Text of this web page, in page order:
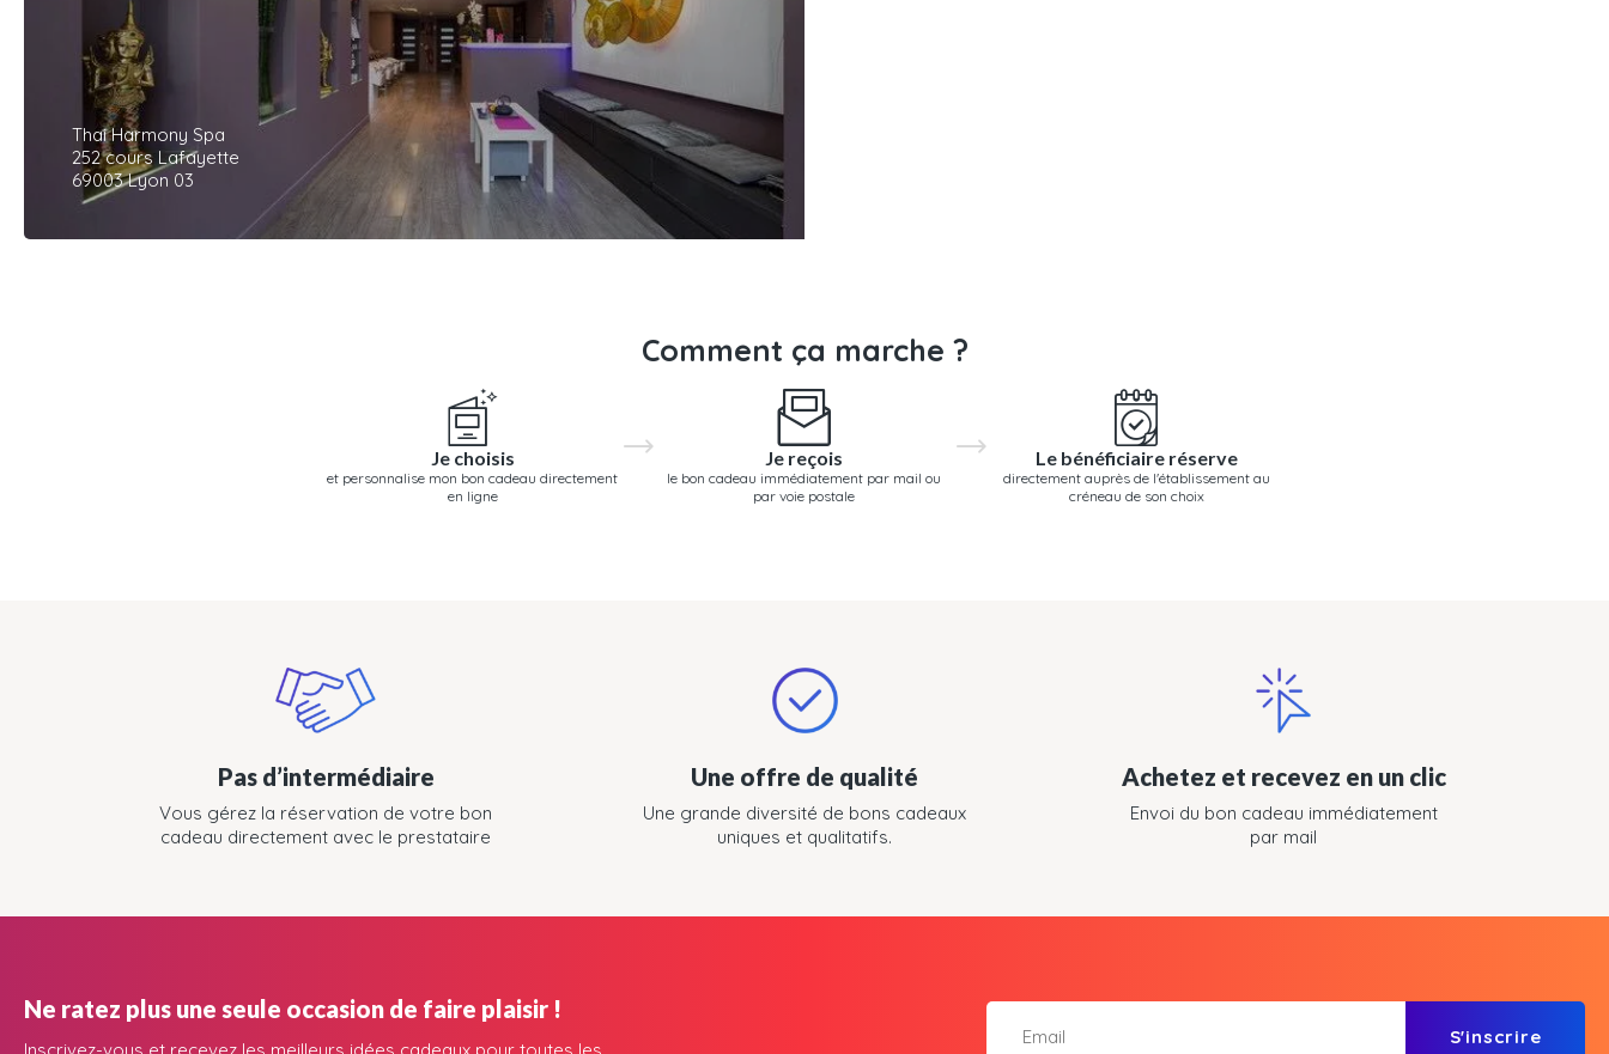
Thai Harmony Spa
252 cours Lafayette
69003 Lyon 03
Comment ça marche ?
Je choisis
et personnalise mon bon cadeau directement
en ligne
Je reçois
le bon cadeau immédiatement par mail ou
par voie postale
Le bénéficiaire réserve
directement auprès de l'établissement au
créneau de son choix
Pas d’intermédiaire
Vous gérez la réservation de votre bon
cadeau directement avec le prestataire
Une offre de qualité
Une grande diversité de bons cadeaux
uniques et qualitatifs.
Achetez et recevez en un clic
Envoi du bon cadeau immédiatement
par mail
Ne ratez plus une seule occasion de faire plaisir !
Inscrivez-vous et recevez les meilleurs idées cadeaux pour toutes les
S'inscrire